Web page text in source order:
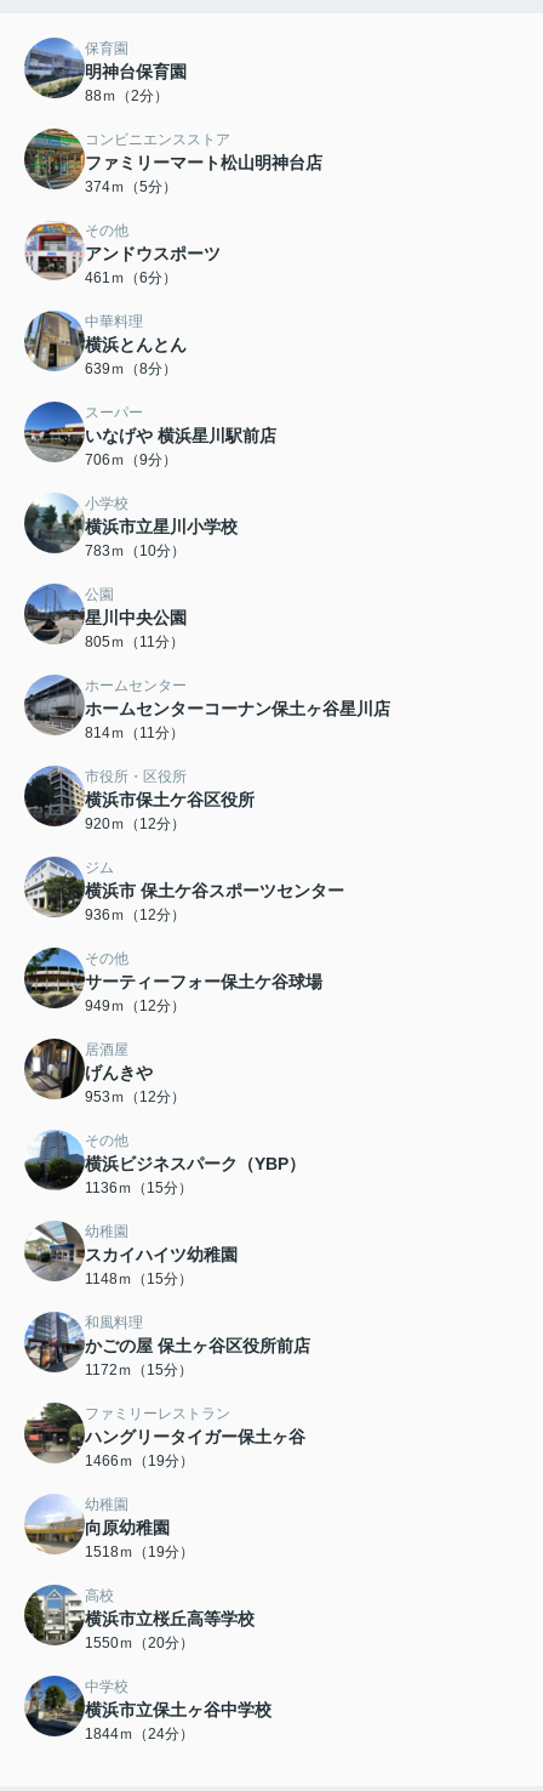
保育園
明神台保育園
88ｍ（2分）
コンビニエンスストア
ファミリーマート松山明神台店
374ｍ（5分）
その他
アンドウスポーツ
461ｍ（6分）
中華料理
横浜とんとん
639ｍ（8分）
スーパー
いなげや 横浜星川駅前店
706ｍ（9分）
小学校
横浜市立星川小学校
783ｍ（10分）
公園
星川中央公園
805ｍ（11分）
ホームセンター
ホームセンターコーナン保土ヶ谷星川店
814ｍ（11分）
市役所・区役所
横浜市保土ケ谷区役所
920ｍ（12分）
ジム
横浜市 保土ケ谷スポーツセンター
936ｍ（12分）
その他
サーティーフォー保土ケ谷球場
949ｍ（12分）
居酒屋
げんきや
953ｍ（12分）
その他
横浜ビジネスパーク（YBP）
1136ｍ（15分）
幼稚園
スカイハイツ幼稚園
1148ｍ（15分）
和風料理
かごの屋 保土ヶ谷区役所前店
1172ｍ（15分）
ファミリーレストラン
ハングリータイガー保土ヶ谷
1466ｍ（19分）
幼稚園
向原幼稚園
1518ｍ（19分）
高校
横浜市立桜丘高等学校
1550ｍ（20分）
中学校
横浜市立保土ヶ谷中学校
1844ｍ（24分）